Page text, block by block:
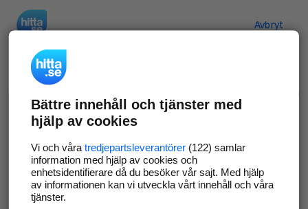
Avbryt
Verifiera ditt företag
Gör som 69 549företag
företagssida på hitta.se och syns bättre mot
kunder i ditt närområde. Helt kostnadsfritt.
Uppdatera din företagsinformation
Bättre innehåll och tjänster med
hjälp av cookies
Vi och våra tredjepartsleverantörer(122) samlar
information med hjälp av cookies och
enhetsidentifierare då du besöker vår sajt. Med hjälp
av informationen kan vi utveckla vårt innehåll och våra
tjänster.